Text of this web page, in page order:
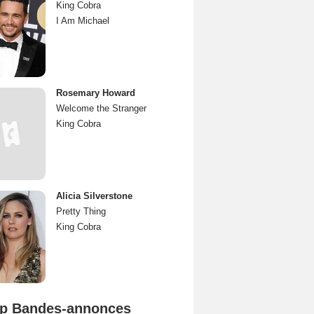
King Cobra
I Am Michael
Rosemary Howard
Welcome the Stranger
King Cobra
Alicia Silverstone
Pretty Thing
King Cobra
Bandes-annonces